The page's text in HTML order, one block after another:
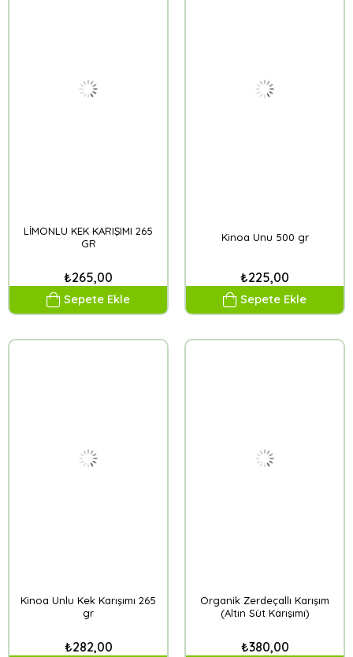
LİMONLU KEK KARIŞIMI 265
GR
₺265,00
Sepete Ekle
Kinoa Unu 500 gr
₺225,00
Sepete Ekle
Kinoa Unlu Kek Karışımı 265
gr
₺282,00
Organik Zerdeçallı Karışım
(Altın Süt Karışımı)
₺380,00